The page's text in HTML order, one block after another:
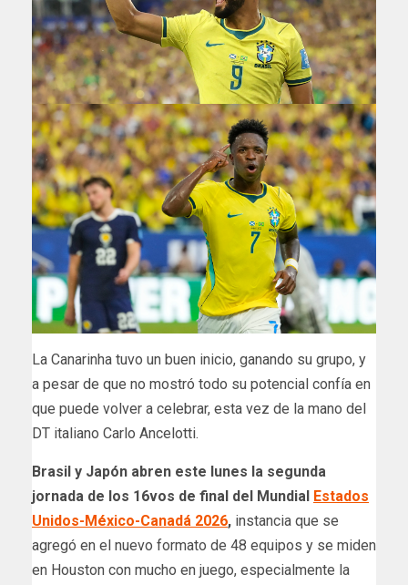
La Canarinha tuvo un buen inicio, ganando su grupo, y
a pesar de que no mostró todo su potencial confía en
que puede volver a celebrar, esta vez de la mano del
DT italiano Carlo Ancelotti.
Brasil y Japón abren este lunes la segunda
jornada de los 16vos de final del Mundial Estados
Unidos-México-Canadá 2026, instancia que se
agregó en el nuevo formato de 48 equipos y se miden
en Houston con mucho en juego, especialmente la